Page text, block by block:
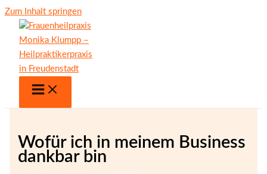
Zum Inhalt springen
Wofür ich in meinem Business
dankbar bin